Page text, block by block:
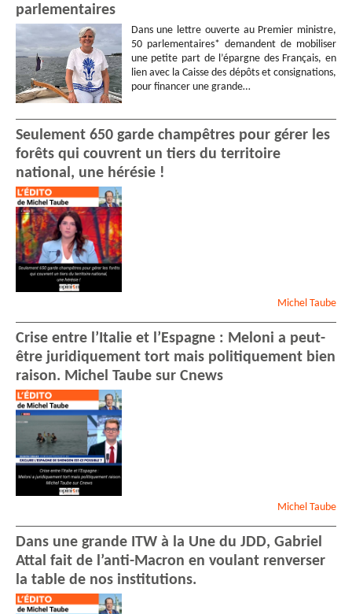
parlementaires
Dans une lettre ouverte au Premier ministre,
50 parlementaires* demandent de mobiliser
une petite part de l’épargne des Français, en
lien avec la Caisse des dépôts et consignations,
pour financer une grande…
Seulement 650 garde champêtres pour gérer les
forêts qui couvrent un tiers du territoire
national, une hérésie !
Michel Taube
Crise entre l’Italie et l’Espagne : Meloni a peut-
être juridiquement tort mais politiquement bien
raison. Michel Taube sur Cnews
Michel Taube
Dans une grande ITW à la Une du JDD, Gabriel
Attal fait de l’anti-Macron en voulant renverser
la table de nos institutions.